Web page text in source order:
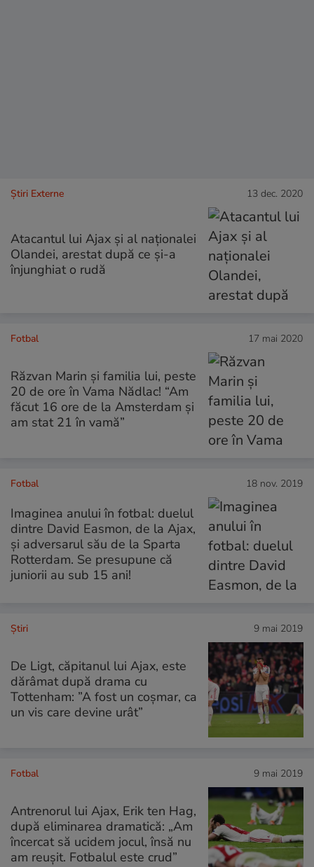
Știri Externe 13 dec. 2020
Atacantul lui Ajax și al naționalei
Olandei, arestat după ce și-a
înjunghiat o rudă
Fotbal 17 mai 2020
Răzvan Marin și familia lui, peste
20 de ore în Vama Nădlac! “Am
făcut 16 ore de la Amsterdam și
am stat 21 în vamă”
Fotbal 18 nov. 2019
Imaginea anului în fotbal: duelul
dintre David Easmon, de la Ajax,
și adversarul său de la Sparta
Rotterdam. Se presupune că
juniorii au sub 15 ani!
Ştiri 9 mai 2019
De Ligt, căpitanul lui Ajax, este
dărâmat după drama cu
Tottenham: ”A fost un coşmar, ca
un vis care devine urât”
Fotbal 9 mai 2019
Antrenorul lui Ajax, Erik ten Hag,
după eliminarea dramatică: „Am
încercat să ucidem jocul, însă nu
am reuşit. Fotbalul este crud”